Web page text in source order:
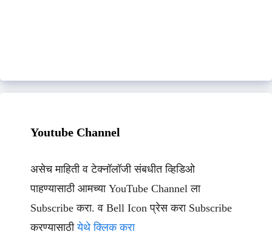
Youtube Channel
असेच माहिती व टेक्नॉलॉजी संबधीत व्हिडिओ
पाहण्यासाठी आमच्या YouTube Channel ला
Subscribe करा. व Bell Icon प्रेस करा Subscribe
करण्यासाठीयेथे क्लिक करा